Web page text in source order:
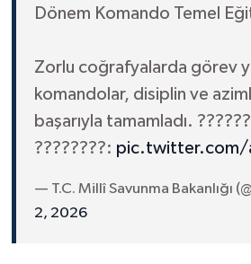
Dönem Komando Temel
Zorlu coğrafyalarda görev
komandolar, disiplin ve
başarıyla tamamladı.
????????: pic.twitter.com/
— T.C. Millî Savunma Bakanlığı
2, 2026